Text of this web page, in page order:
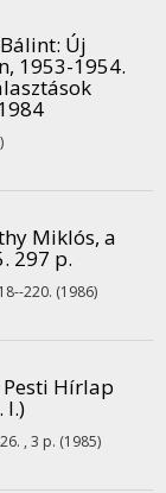
Új
1953-1954.
Miklós, a
297 p.
220. (1986)
Pesti Hírlap
l.)
, 3 p. (1985)